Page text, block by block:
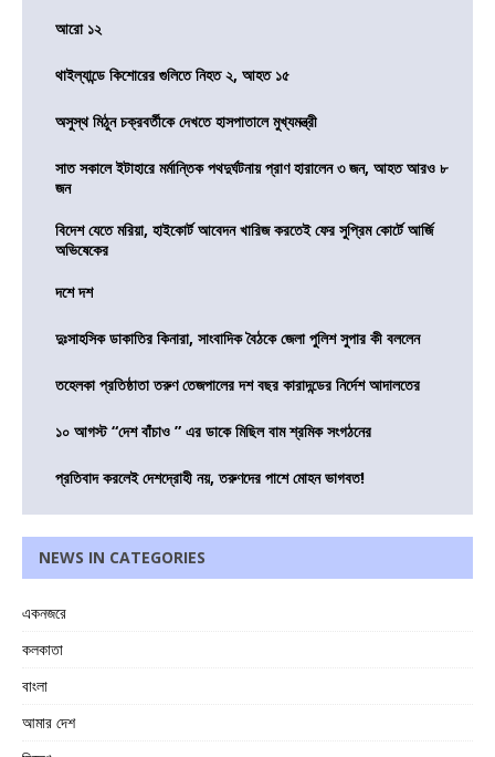
আরো ১২
থাইল্যান্ডে কিশোরের গুলিতে নিহত ২, আহত ১৫
অসুস্থ মিঠুন চক্রবর্তীকে দেখতে হাসপাতালে মুখ্যমন্ত্রী
সাত সকালে ইটাহারে মর্মান্তিক পথদুর্ঘটনায় প্রাণ হারালেন ৩ জন, আহত আরও ৮
জন
বিদেশ যেতে মরিয়া, হাইকোর্ট আবেদন খারিজ করতেই ফের সুপ্রিম কোর্টে আর্জি
অভিষেকের
দশে দশ
দুঃসাহসিক ডাকাতির কিনারা, সাংবাদিক বৈঠকে জেলা পুলিশ সুপার কী বললেন
তহেলকা প্রতিষ্ঠাতা তরুণ তেজপালের দশ বছর কারাদন্ডের নির্দেশ আদালতের
১০ আগস্ট “দেশ বাঁচাও ” এর ডাকে মিছিল বাম শ্রমিক সংগঠনের
প্রতিবাদ করলেই দেশদ্রোহী নয়, তরুণদের পাশে মোহন ভাগবত!
NEWS IN CATEGORIES
একনজরে
কলকাতা
বাংলা
আমার দেশ